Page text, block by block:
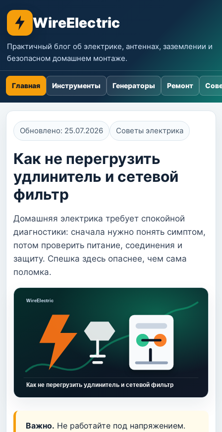
WireElectric
Практичный блог об электрике, антеннах, заземлении и
безопасном домашнем монтаже.
Главная Инструменты Генераторы Ремонт
Обновлено: 25.07.2026 Советы электрика
Как не перегрузить
удлинитель и сетевой
фильтр
Домашняя электрика требует спокойной
диагностики: сначала нужно понять симптом,
потом проверить питание, соединения и
защиту. Спешка здесь опаснее, чем сама
поломка.
Важно. Не работайте под напряжением.